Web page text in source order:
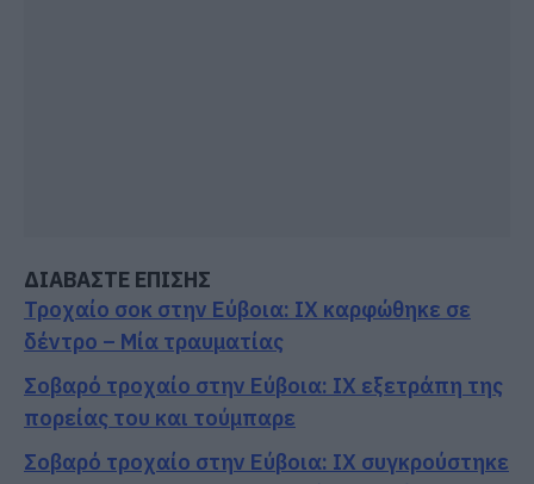
ΔΙΑΒΑΣΤΕ ΕΠΙΣΗΣ
Τροχαίο σοκ στην Εύβοια: ΙΧ καρφώθηκε σε
δέντρο – Μία τραυματίας
Σοβαρό τροχαίο στην Εύβοια: ΙΧ εξετράπη της
πορείας του και τούμπαρε
Σοβαρό τροχαίο στην Εύβοια: ΙΧ συγκρούστηκε